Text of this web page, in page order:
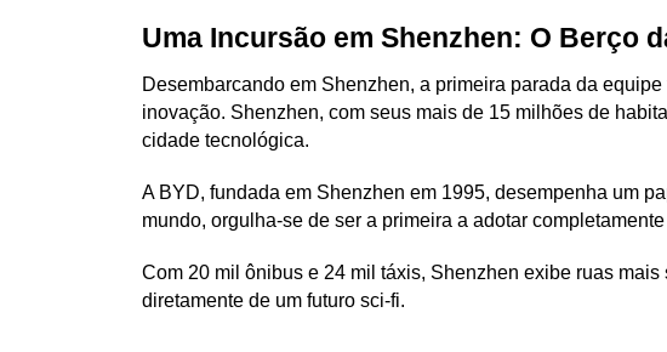
Uma Incursão em Shenzhen: O Berço
Desembarcando em Shenzhen, a primeira parada da
inovação. Shenzhen, com seus mais de 15 milhões de
cidade tecnológica.
A BYD, fundada em Shenzhen em 1995, desempenha um
mundo, orgulha-se de ser a primeira a adotar
Com 20 mil ônibus e 24 mil táxis, Shenzhen exibe ruas
diretamente de um futuro sci-fi.